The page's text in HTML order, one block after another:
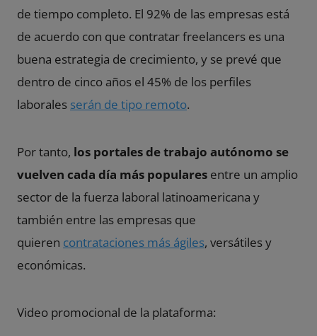
de tiempo completo. El 92% de las empresas está
de acuerdo con que contratar freelancers es una
buena estrategia de crecimiento, y se prevé que
dentro de cinco años el 45% de los perfiles
laborales serán de tipo remoto.
Por tanto, los portales de trabajo autónomo se
vuelven cada día más populares entre un amplio
sector de la fuerza laboral latinoamericana y
también entre las empresas que
quieren contrataciones más ágiles, versátiles y
económicas.
Video promocional de la plataforma: